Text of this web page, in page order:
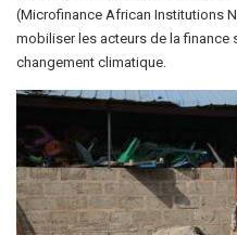
(Microfinance African Institutions
mobiliser les acteurs de la finance
changement climatique.